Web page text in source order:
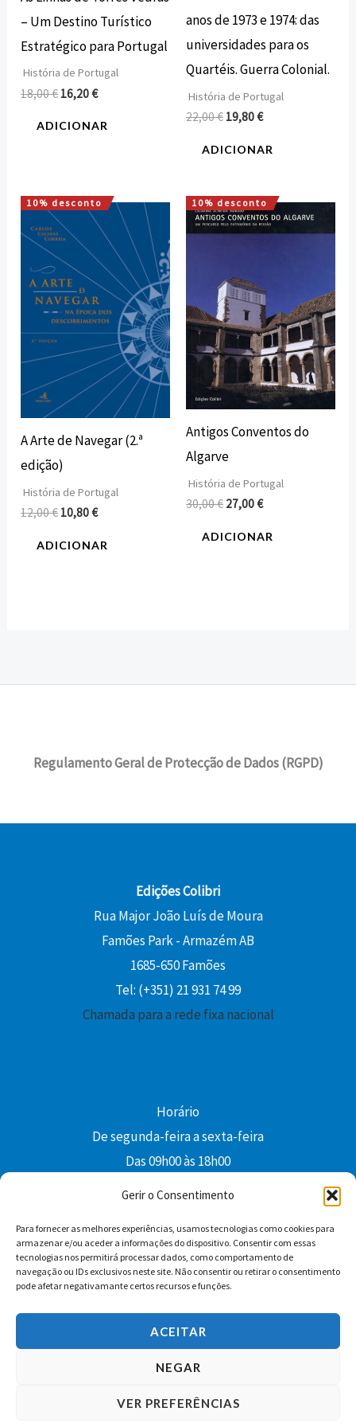
Gerir o Consentimento
Para fornecer as melhores experiências, usamos tecnologias como cookies para
armazenar e/ou aceder a informações do dispositivo. Consentir com essas
tecnologias nos permitirá processar dados, como comportamento de
navegação ou IDs exclusivos neste site. Não consentir ou retirar o consentimento
pode afetar negativamante certos recursos e funções.
ACEITAR
NEGAR
VER PREFERÊNCIAS
– Um Destino Turístico
Estratégico para Portugal
História de Portugal
18,00€ 16,20€
ADICIONAR
anos de 1973 e 1974: das
universidades para os
Quartéis. Guerra Colonial.
História de Portugal
22,00€ 19,80€
ADICIONAR
10% desconto
A Arte de Navegar (2.ª
edição)
História de Portugal
12,00€
O
preço
original
era:
12,00 €.
10,80€
O
preço
atual
10,80 €.
ADICIONAR
10% desconto
Antigos Conventos do
Algarve
História de Portugal
30,00€
O
preço
27,00€
O
preço
ADICIONAR
Regulamento Geral de Protecção de Dados (RGPD)
Edições Colibri
Rua Major João Luís de Moura
Famões Park - Armazém AB
1685-650 Famões
Tel: (+351) 21 931 74 99
Chamada para a rede fixa nacional
Horário
De segunda-feira a sexta-feira
Das 09h00 às 18h00
Facebook YouTube Instagram
Whatsapp
Condições Gerais de Venda
Copyright © 2026 Edições Colibri